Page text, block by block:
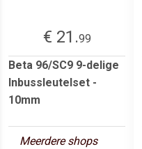
€ 21.99
Beta 96/SC9 9-delige
Inbussleutelset -
10mm
Meerdere shops